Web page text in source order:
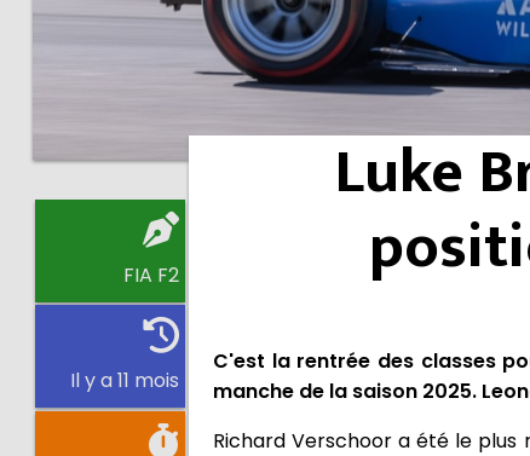
FIA F2
Il y a 11 mois
Luke
C'est la rentrée des classes
manche de la saison 2025.
Richard Verschoor a été le plus